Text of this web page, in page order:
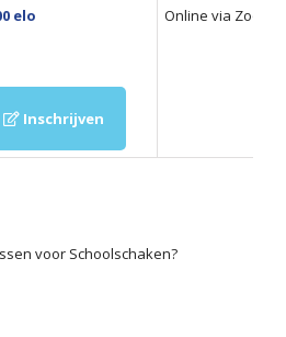
elo
Inschrijven
Online via Zoom
voor Schoolschaken?